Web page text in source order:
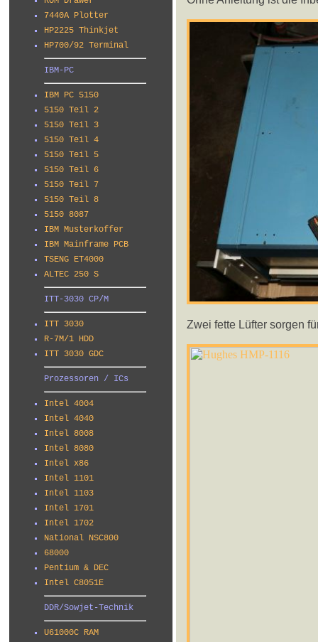
7440A Plotter
HP2225 Thinkjet
HP700/92 Terminal
IBM-PC
IBM PC 5150
5150 Teil 2
5150 Teil 3
5150 Teil 4
5150 Teil 5
5150 Teil 6
5150 Teil 7
5150 Teil 8
5150 8087
IBM Musterkoffer
IBM Mainframe PCB
TSENG ET4000
ALTEC 250 S
ITT-3030 CP/M
ITT 3030
R-7M/1 HDD
ITT 3030 GDC
Prozessoren / ICs
Intel 4004
Intel 4040
Intel 8008
Intel 8080
Intel x86
Intel 1101
Intel 1103
Intel 1701
Intel 1702
National NSC800
68000
Pentium & DEC
Intel C8051E
DDR/Sowjet-Technik
U61000C RAM
Zwei fette Lüfter sorgen